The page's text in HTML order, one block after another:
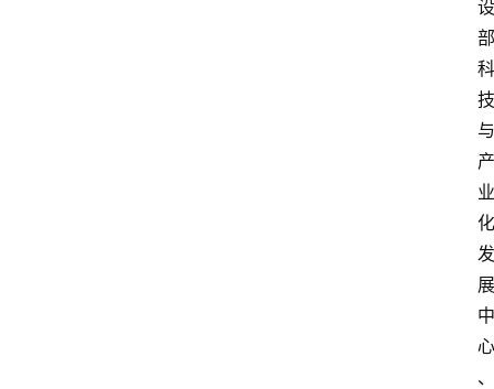
设
部
科
技
与
产
业
化
发
展
中
心
、